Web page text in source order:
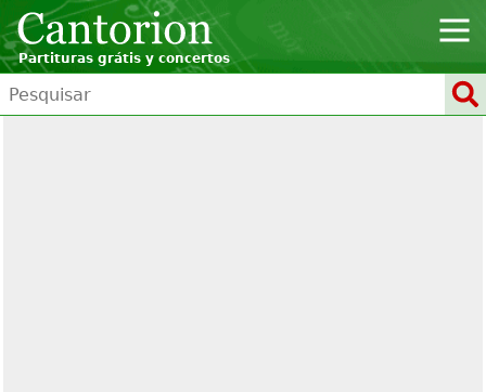
Partituras grátis y concertos